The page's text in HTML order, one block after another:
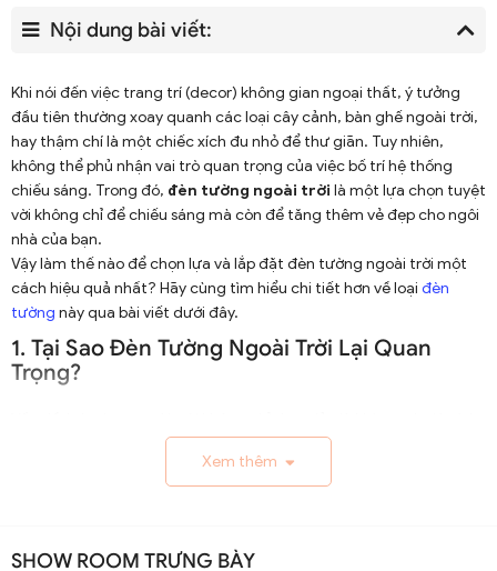
Nội dung bài viết:
Khi nói đến việc trang trí (decor) không gian ngoại thất, ý tưởng
đầu tiên thường xoay quanh các loại cây cảnh, bàn ghế ngoài trời,
hay thậm chí là một chiếc xích đu nhỏ để thư giãn. Tuy nhiên,
không thể phủ nhận vai trò quan trọng của việc bố trí hệ thống
chiếu sáng. Trong đó, đèn tường ngoài trời là một lựa chọn tuyệt
vời không chỉ để chiếu sáng mà còn để tăng thêm vẻ đẹp cho ngôi
nhà của bạn.
Vậy làm thế nào để chọn lựa và lắp đặt đèn tường ngoài trời một
cách hiệu quả nhất? Hãy cùng tìm hiểu chi tiết hơn về loại đèn
tường này qua bài viết dưới đây.
1. Tại Sao Đèn Tường Ngoài Trời Lại Quan
Trọng?
mà còn liên quan sâu sắc đến vấn đề thẩm mỹ và an ninh.
1.1. Chiếu Sáng Và An Ninh
xuyên sử dụng như lối đi, sân vườn hay hiên nhà. Ánh sáng giúp bạn
Xem thêm
SHOW ROOM TRƯNG BÀY